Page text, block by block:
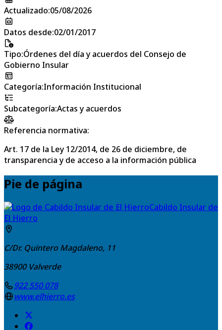
Actualizado:05/08/2026
Datos desde:02/01/2017
Tipo:Órdenes del día y acuerdos del Consejo de
Gobierno Insular
Categoría:Información Institucional
Subcategoría:Actas y acuerdos
Referencia normativa:
Art. 17 de la Ley 12/2014, de 26 de diciembre, de
transparencia y de acceso a la información pública
Pie de página
Cabildo Insular de
El Hierro
C/Dr. Quintero Magdaleno, 11
38900 Valverde
922 550 078
www.elhierro.es